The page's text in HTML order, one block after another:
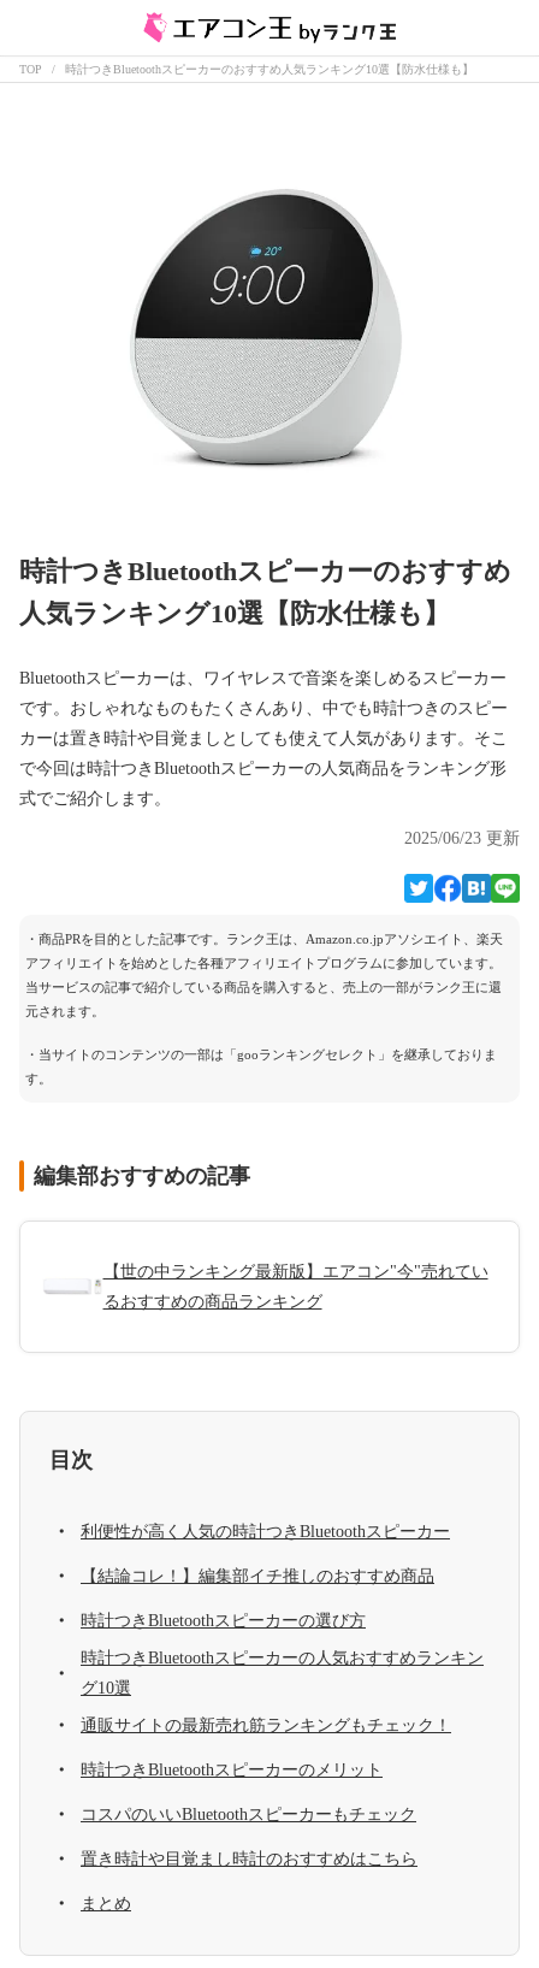
TOP 時計つきBluetoothスピーカーのおすすめ人気ランキング10選【防水仕様も】
時計つきBluetoothスピーカーのおすすめ
人気ランキング10選【防水仕様も】
Bluetoothスピーカーは、ワイヤレスで音楽を楽しめるスピーカー
です。おしゃれなものもたくさんあり、中でも時計つきのスピー
カーは置き時計や目覚ましとしても使えて人気があります。そこ
で今回は時計つきBluetoothスピーカーの人気商品をランキング形
式でご紹介します。
2025/06/23 更新
・商品PRを目的とした記事です。ランク王は、Amazon.co.jpアソシエイト、楽天
アフィリエイトを始めとした各種アフィリエイトプログラムに参加しています。
当サービスの記事で紹介している商品を購入すると、売上の一部がランク王に還
元されます。
・当サイトのコンテンツの一部は「gooランキングセレクト」を継承しておりま
す。
編集部おすすめの記事
【世の中ランキング最新版】エアコン"今"売れてい
るおすすめの商品ランキング
目次
利便性が高く人気の時計つきBluetoothスピーカー
【結論コレ！】編集部イチ推しのおすすめ商品
時計つきBluetoothスピーカーの選び方
時計つきBluetoothスピーカーの人気おすすめランキン
グ10選
通販サイトの最新売れ筋ランキングもチェック！
時計つきBluetoothスピーカーのメリット
コスパのいいBluetoothスピーカーもチェック
置き時計や目覚まし時計のおすすめはこちら
まとめ